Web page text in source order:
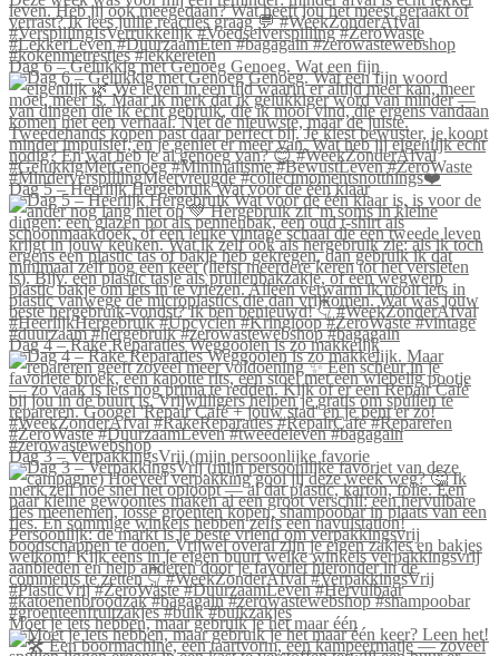
Dag 6 – Gelukkig met Genoeg Genoeg. Wat een fijn
Dag 5 – Heerlijk Hergebruik Wat voor de één klaar
Dag 4 – Rake Reparaties Weggooien is zo makkelijk
Dag 3 – VerpakkingsVrij (mijn persoonlijke favorie
Moet je iets hebben, maar gebruik je het maar één